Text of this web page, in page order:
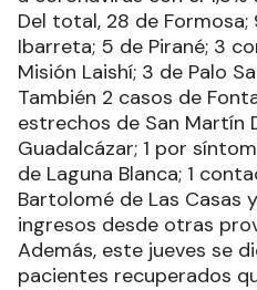
Del total, 28 de
Ibarreta; 5 de Pirané; 3
Misión Laishí; 3 de Palo
También 2 casos de
estrechos de San Martín
Guadalcázar; 1 por
de Laguna Blanca; 1
Bartolomé de Las Casas
ingresos desde otras
Además, este jueves se
pacientes recuperados